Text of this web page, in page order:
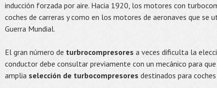
inducción forzada por aire. Hacia 1920, los motores con
coches de carreras y como en los motores de aeronaves que se
Guerra Mundial.
El gran número de turbrocompresores a veces dificulta la
conductor debe consultar previamente con un mecánico para
amplia selección de turbocompresores destinados para